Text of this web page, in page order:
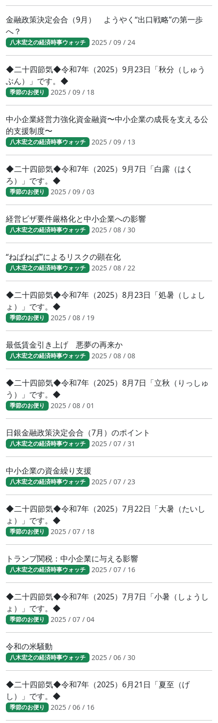
金融政策決定会合（9月） ようやく“出口戦略”の第一歩
へ？
八木宏之の経済時事ウォッチ 2025 / 09 / 24
◆二十四節気◆令和7年（2025）9月23日「秋分（しゅう
ぶん）」です。◆
季節のお便り 2025 / 09 / 18
中小企業経営力強化資金融資〜中小企業の成長を支える公
的支援制度〜
八木宏之の経済時事ウォッチ 2025 / 09 / 13
◆二十四節気◆令和7年（2025）9月7日「白露（はく
ろ）」です。◆
季節のお便り 2025 / 09 / 03
経営ビザ要件厳格化と中小企業への影響
八木宏之の経済時事ウォッチ 2025 / 08 / 30
“ねばねば”によるリスクの顕在化
八木宏之の経済時事ウォッチ 2025 / 08 / 22
◆二十四節気◆令和7年（2025）8月23日「処暑（しょし
ょ）」です。◆
季節のお便り 2025 / 08 / 19
最低賃金引き上げ 悪夢の再来か
八木宏之の経済時事ウォッチ 2025 / 08 / 08
◆二十四節気◆令和7年（2025）8月7日「立秋（りっしゅ
う）」です。◆
季節のお便り 2025 / 08 / 01
日銀金融政策決定会合（7月）のポイント
八木宏之の経済時事ウォッチ 2025 / 07 / 31
中小企業の資金繰り支援
八木宏之の経済時事ウォッチ 2025 / 07 / 23
◆二十四節気◆令和7年（2025）7月22日「大暑（たいし
ょ）」です。◆
季節のお便り 2025 / 07 / 18
トランプ関税：中小企業に与える影響
八木宏之の経済時事ウォッチ 2025 / 07 / 16
◆二十四節気◆令和7年（2025）7月7日「小暑（しょうし
ょ）」です。◆
季節のお便り 2025 / 07 / 04
令和の米騒動
八木宏之の経済時事ウォッチ 2025 / 06 / 30
◆二十四節気◆令和7年（2025）6月21日「夏至（げ
し）」です。◆
季節のお便り 2025 / 06 / 16